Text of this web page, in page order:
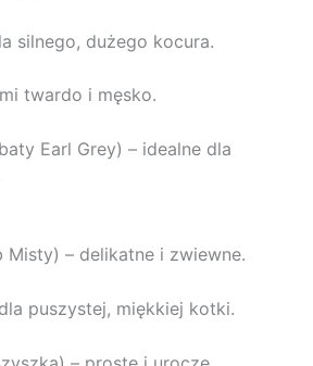
silnego, dużego kocura.
twardo i męsko.
Earl Grey) – idealne dla
Misty) – delikatne i zwiewne.
puszystej, miękkiej kotki.